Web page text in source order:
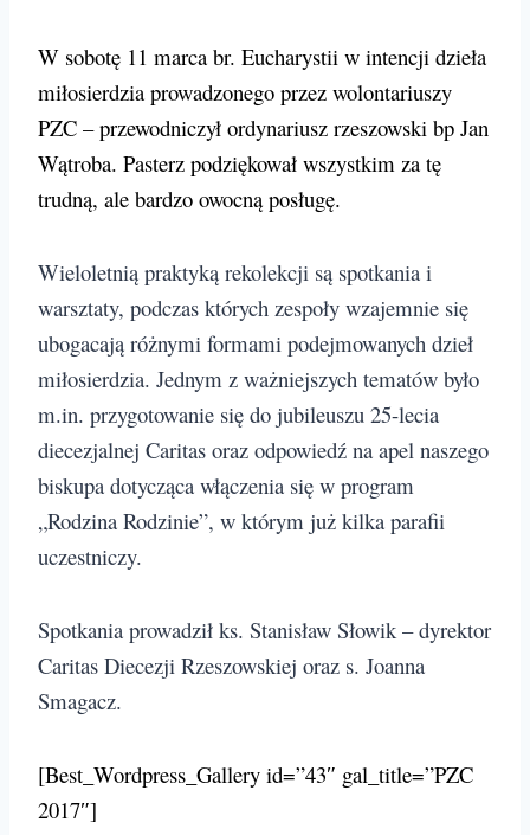
W sobotę 11 marca br. Eucharystii w intencji dzieła
miłosierdzia prowadzonego przez wolontariuszy
PZC – przewodniczył ordynariusz rzeszowski bp Jan
Wątroba. Pasterz podziękował wszystkim za tę
trudną, ale bardzo owocną posługę.
Wieloletnią praktyką rekolekcji są spotkania i
warsztaty, podczas których zespoły wzajemnie się
ubogacają różnymi formami podejmowanych dzieł
miłosierdzia. Jednym z ważniejszych tematów było
m.in. przygotowanie się do jubileuszu 25-lecia
diecezjalnej Caritas oraz odpowiedź na apel naszego
biskupa dotycząca włączenia się w program
„Rodzina Rodzinie”, w którym już kilka parafii
uczestniczy.
Spotkania prowadził ks. Stanisław Słowik – dyrektor
Caritas Diecezji Rzeszowskiej oraz s. Joanna
Smagacz.
[Best_Wordpress_Gallery id=”43″ gal_title=”PZC
2017″]